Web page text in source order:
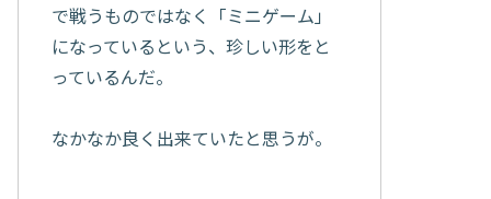
で戦うものではなく「ミニゲーム」
になっているという、珍しい形をと
っているんだ。
なかなか良く出来ていたと思うが。